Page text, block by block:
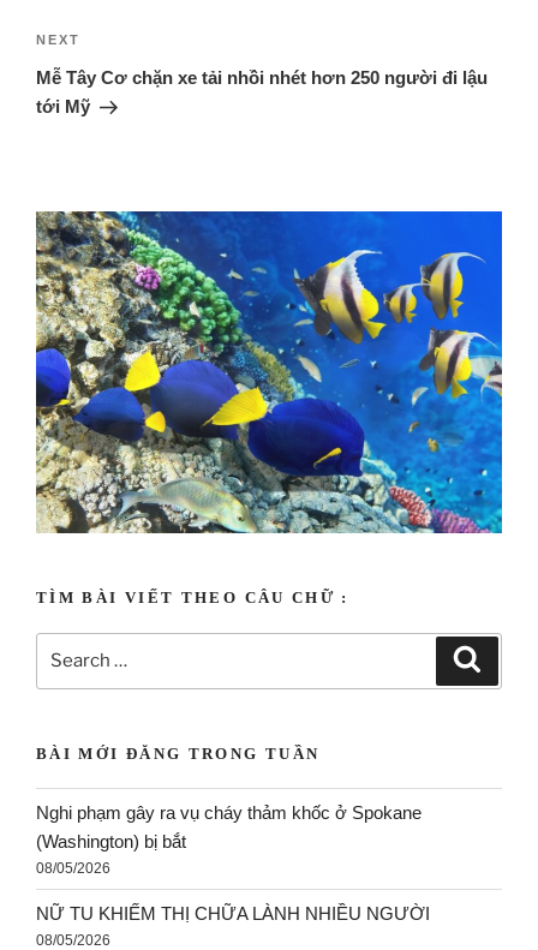
NEXT
Mễ Tây Cơ chặn xe tải nhồi nhét hơn 250 người đi lậu
tới Mỹ
Tạo vật uyên ương
TÌM BÀI VIẾT THEO CÂU CHỮ :
BÀI MỚI ĐĂNG TRONG TUẦN
Nghi phạm gây ra vụ cháy thảm khốc ở Spokane
(Washington) bị bắt
08/05/2026
NỮ TU KHIẾM THỊ CHỮA LÀNH NHIỀU NGƯỜI
08/05/2026